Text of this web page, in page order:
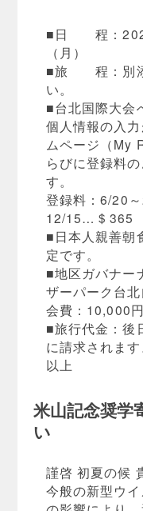
■日 程：2021
（月）
■旅 程：別添
い。
■台北国際大会
個人情報の入
ムページ（My
らびに登録料
す。
登録料：6/20
12/15…＄365
■日本人親善朝
定です。
■地区ガバナー
ザーパーク台北
会費：10,000
■旅行代金：後
に請求されます
以上
米山記念奨学
い
謹啓 初夏の候
今般の新型ウ